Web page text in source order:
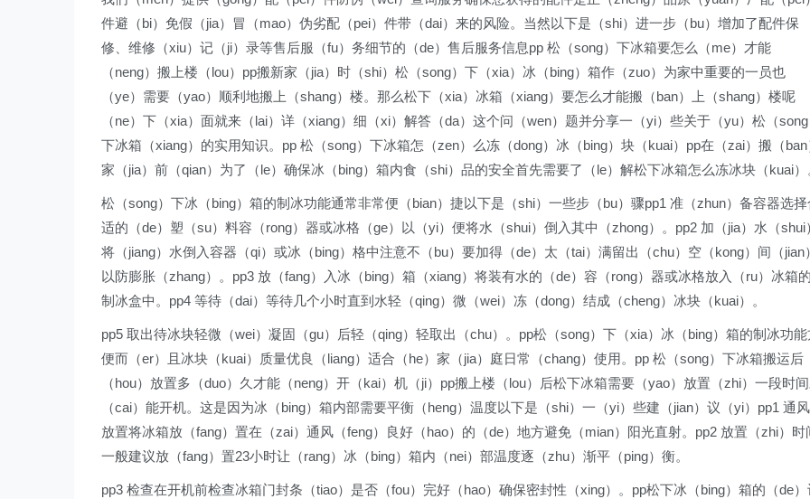
件避（bi）免假（jia）冒（mao）伪劣配（pei）件带（dai）来的风险。当然以下是（shi）进一步（bu）增加了配件保
修、维修（xiu）记（ji）录等售后服（fu）务细节的（de）售后服务信息pp 松（song）下冰箱要怎么（me）才能
（neng）搬上楼（lou）pp搬新家（jia）时（shi）松（song）下（xia）冰（bing）箱作（zuo）为家中重要的一员也
（ye）需要（yao）顺利地搬上（shang）楼。那么松下（xia）冰箱（xiang）要怎么才能搬（ban）上（shang）楼呢
（ne）下（xia）面就来（lai）详（xiang）细（xi）解答（da）这个问（wen）题并分享一（yi）些关于（yu）松（song
下冰箱（xiang）的实用知识。pp 松（song）下冰箱怎（zen）么冻（dong）冰（bing）块（kuai）pp在（zai）搬（ban
家（jia）前（qian）为了（le）确保冰（bing）箱内食（shi）品的安全首先需要了（le）解松下冰箱怎么冻冰块（kuai）
松（song）下冰（bing）箱的制冰功能通常非常便（bian）捷以下是（shi）一些步（bu）骤pp1 准（zhun）备容器选择
适的（de）塑（su）料容（rong）器或冰格（ge）以（yi）便将水（shui）倒入其中（zhong）。pp2 加（jia）水（shui
将（jiang）水倒入容器（qi）或冰（bing）格中注意不（bu）要加得（de）太（tai）满留出（chu）空（kong）间（jian）
以防膨胀（zhang）。pp3 放（fang）入冰（bing）箱（xiang）将装有水的（de）容（rong）器或冰格放入（ru）冰箱的
制冰盒中。pp4 等待（dai）等待几个小时直到水轻（qing）微（wei）冻（dong）结成（cheng）冰块（kuai）。
pp5 取出待冰块轻微（wei）凝固（gu）后轻（qing）轻取出（chu）。pp松（song）下（xia）冰（bing）箱的制冰功能
便而（er）且冰块（kuai）质量优良（liang）适合（he）家（jia）庭日常（chang）使用。pp 松（song）下冰箱搬运后
（hou）放置多（duo）久才能（neng）开（kai）机（ji）pp搬上楼（lou）后松下冰箱需要（yao）放置（zhi）一段时
（cai）能开机。这是因为冰（bing）箱内部需要平衡（heng）温度以下是（shi）一（yi）些建（jian）议（yi）pp1 通风
放置将冰箱放（fang）置在（zai）通风（feng）良好（hao）的（de）地方避免（mian）阳光直射。pp2 放置（zhi）时
一般建议放（fang）置23小时让（rang）冰（bing）箱内（nei）部温度逐（zhu）渐平（ping）衡。
pp3 检查在开机前检查冰箱门封条（tiao）是否（fou）完好（hao）确保密封性（xing）。pp松下冰（bing）箱的（de）